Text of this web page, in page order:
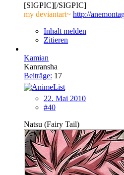
[SIGPIC][/SIGPIC]
my deviantart~ http://
Inhalt melden
Zitieren
Kamian
Kanransha
Beiträge: 17
22. Mai 2010
#40
Natsu (Fairy Tail)